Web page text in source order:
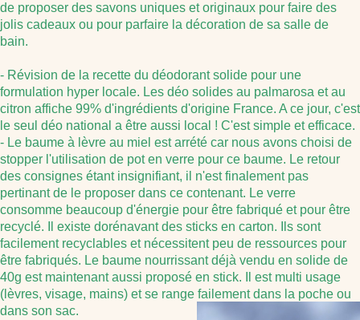
de proposer des savons uniques et originaux pour faire des
jolis cadeaux ou pour parfaire la décoration de sa salle de
bain.
- Révision de la recette du déodorant solide pour une
formulation hyper locale. Les déo solides au palmarosa et au
citron affiche 99% d'ingrédients d'origine France. A ce jour, c'est
le seul déo national a être aussi local ! C'est simple et efficace.
- Le baume à lèvre au miel est arrété car nous avons choisi de
stopper l'utilisation de pot en verre pour ce baume. Le retour
des consignes étant insignifiant, il n'est finalement pas
pertinant de le proposer dans ce contenant. Le verre
consomme beaucoup d'énergie pour être fabriqué et pour être
recyclé. Il existe dorénavant des sticks en carton. Ils sont
facilement recyclables et nécessitent peu de ressources pour
être fabriqués. Le baume nourrissant déjà vendu en solide de
40g est maintenant aussi proposé en stick. Il est multi usage
(lèvres, visage, mains) et se range failement dans la poche ou
dans son sac.